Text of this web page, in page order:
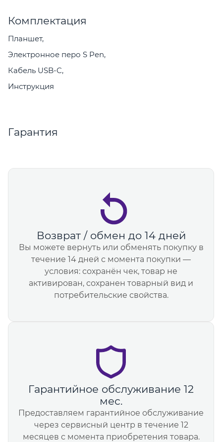
Комплектация
Планшет,
Электронное перо S Pen,
Кабель USB-C,
Инструкция
Гарантия
Возврат / обмен до 14 дней
Вы можете вернуть или обменять покупку в
течение 14 дней с момента покупки —
условия: сохранён чек, товар не
активирован, сохранен товарный вид и
потребительские свойства.
Гарантийное обслуживание 12
мес.
Предоставляем гарантийное обслуживание
через сервисный центр в течение 12
месяцев с момента приобретения товара.